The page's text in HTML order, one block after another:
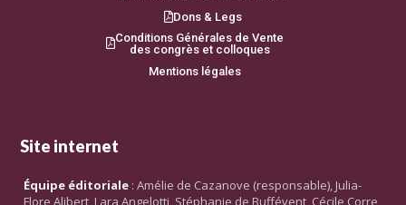
Dons & Legs
Conditions Générales de Vente
des congrès et colloques
Mentions légales
Site internet
Équipe éditoriale : Amélie de Cazanove (responsable), Julia-
Flore Alibert, Lara Angelotti, Stéphanie de Buffévent, Cécile Corre,